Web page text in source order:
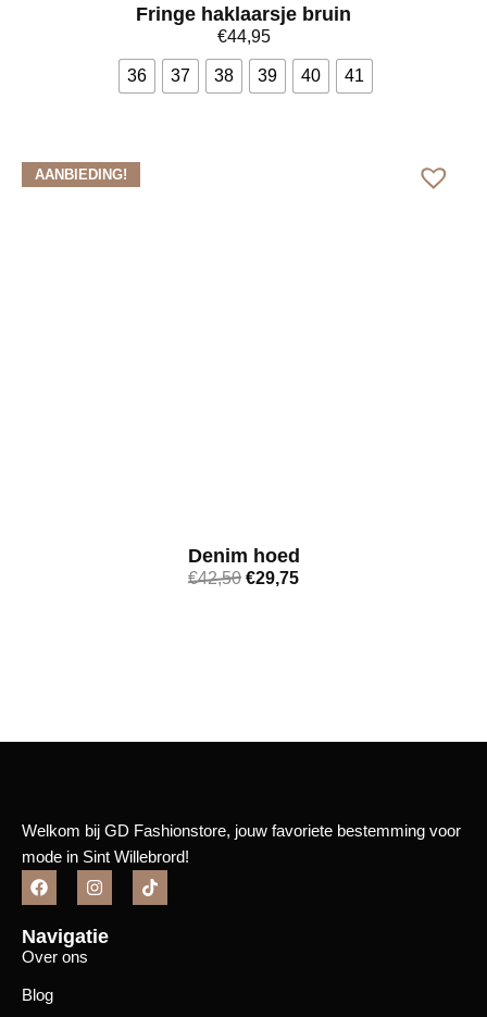
Fringe haklaarsje bruin
€44,95
36 37 38 39 40 41
AANBIEDING!
Denim hoed
€42,50 €29,75
Welkom bij GD Fashionstore, jouw favoriete bestemming voor
mode in Sint Willebrord!
Navigatie
Over ons
Blog